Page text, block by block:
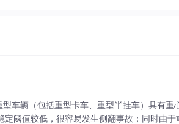
车辆（包括重型卡车、重型半挂车）具有
阈值较低，很容易发生侧翻事故；同时由